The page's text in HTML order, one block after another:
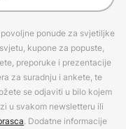
ponude za svjetiljke
kupone za popuste,
preporuke i prezentacije
za suradnju i ankete, te
se odjaviti u bilo kojem
u svakom newsletteru ili
. Dodatne informacije